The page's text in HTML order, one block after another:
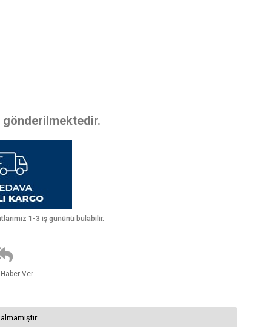
1-3 iş gününü bulabilir.
Ver